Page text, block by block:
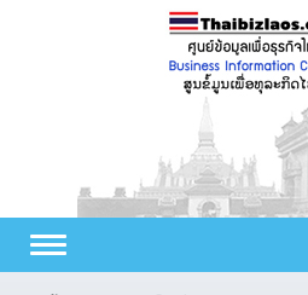
Toggle
navigation